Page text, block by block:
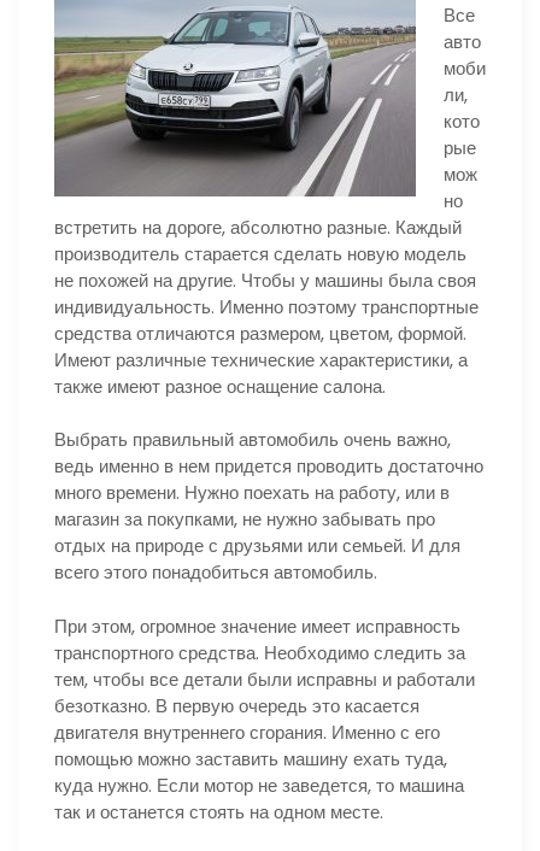
Все
авто
моби
ли,
кото
рые
мож
но
встретить на дороге, абсолютно разные. Каждый
производитель старается сделать новую модель
не похожей на другие. Чтобы у машины была своя
индивидуальность. Именно поэтому транспортные
средства отличаются размером, цветом, формой.
Имеют различные технические характеристики, а
также имеют разное оснащение салона.
Выбрать правильный автомобиль очень важно,
ведь именно в нем придется проводить достаточно
много времени. Нужно поехать на работу, или в
магазин за покупками, не нужно забывать про
отдых на природе с друзьями или семьей. И для
всего этого понадобиться автомобиль.
При этом, огромное значение имеет исправность
транспортного средства. Необходимо следить за
тем, чтобы все детали были исправны и работали
безотказно. В первую очередь это касается
двигателя внутреннего сгорания. Именно с его
помощью можно заставить машину ехать туда,
куда нужно. Если мотор не заведется, то машина
так и останется стоять на одном месте.